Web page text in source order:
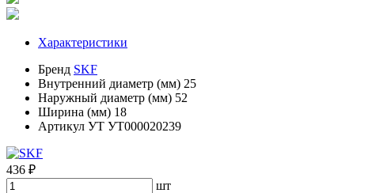
Характеристики
Бренд SKF
Внутренний диаметр (мм) 25
Наружный диаметр (мм) 52
Ширина (мм) 18
Артикул УТ УТ000020239
436 ₽
шт